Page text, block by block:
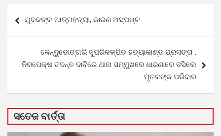
navigation
ଯୁବକଙ୍କ ଆତ୍ମହତ୍ୟା, କାରଣ ଅସ୍ପଷ୍ଟ
କେନ୍ଦୁଡୋଙ୍ଗରି ସୁପରିକଳ୍ପିତ ହତ୍ୟାକାଣ୍ଡ ପ୍ରସଙ୍ଗ :
ନିରପେକ୍ଷ ତଦନ୍ତ ଦାବିରେ ଥାନା ସମ୍ମୁଖରେ ଧାରଣାରେ ବସିଲେ
ମୃତକଙ୍କ ପରିବାର
ସତେଜ ବାର୍ତ୍ତା